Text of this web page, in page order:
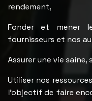
rendement,
Fonder et mener
fournisseurs et nos
Assurer une vie
Utiliser nos
l’objectif de faire